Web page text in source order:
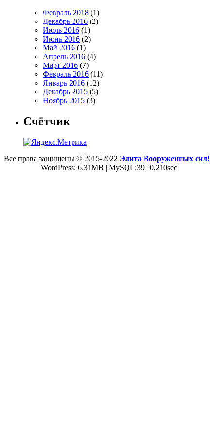
Февраль 2018 (1)
Декабрь 2016 (2)
Июль 2016 (1)
Июнь 2016 (2)
Май 2016 (1)
Апрель 2016 (4)
Март 2016 (7)
Февраль 2016 (11)
Январь 2016 (12)
Декабрь 2015 (5)
Ноябрь 2015 (3)
Счётчик
Все права защищены © 2015-2022 Элита Вооруженных сил!
WordPress: 6.31MB | MySQL:39 | 0,210sec